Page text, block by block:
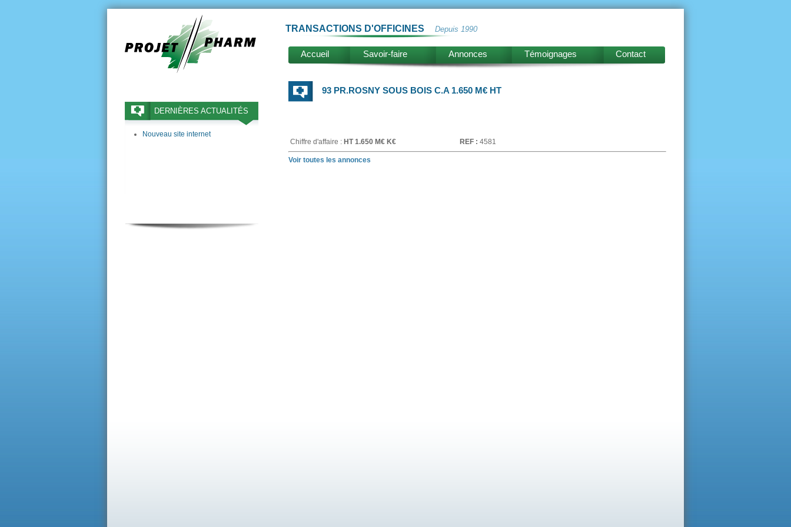
TRANSACTIONS D'OFFICINES Depuis 1990
Accueil Savoir-faire Annonces Témoignages Contact
DERNIÈRES ACTUALITÉS
Nouveau site internet
93 PR.ROSNY SOUS BOIS C.A 1.650 M€ HT
Chiffre d'affaire : HT 1.650 M€ K€ REF : 4581
Voir toutes les annonces